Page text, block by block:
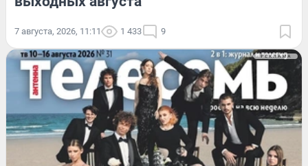
7 августа, 2026, 11:11 1 433 9